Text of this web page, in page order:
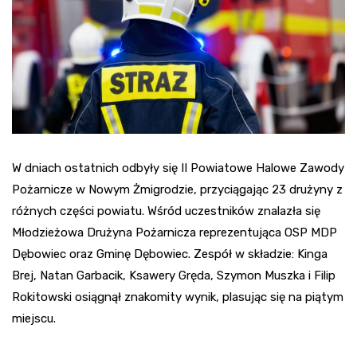
W dniach ostatnich odbyły się II Powiatowe Halowe Zawody
Pożarnicze w Nowym Żmigrodzie, przyciągając 23 drużyny z
różnych części powiatu. Wśród uczestników znalazła się
Młodzieżowa Drużyna Pożarnicza reprezentująca OSP MDP
Dębowiec oraz Gminę Dębowiec. Zespół w składzie: Kinga
Brej, Natan Garbacik, Ksawery Gręda, Szymon Muszka i Filip
Rokitowski osiągnął znakomity wynik, plasując się na piątym
miejscu.